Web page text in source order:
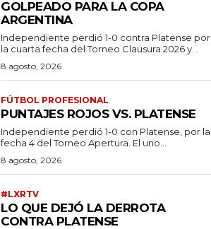
GOLPEADO PARA LA COPA
ARGENTINA
Independiente perdió 1-0 contra Platense por
la cuarta fecha del Torneo Clausura 2026 y...
8 agosto, 2026
FÚTBOL PROFESIONAL
PUNTAJES ROJOS VS. PLATENSE
Independiente perdió 1-0 con Platense, por la
fecha 4 del Torneo Apertura. El uno...
8 agosto, 2026
#LXRTV
LO QUE DEJÓ LA DERROTA
CONTRA PLATENSE